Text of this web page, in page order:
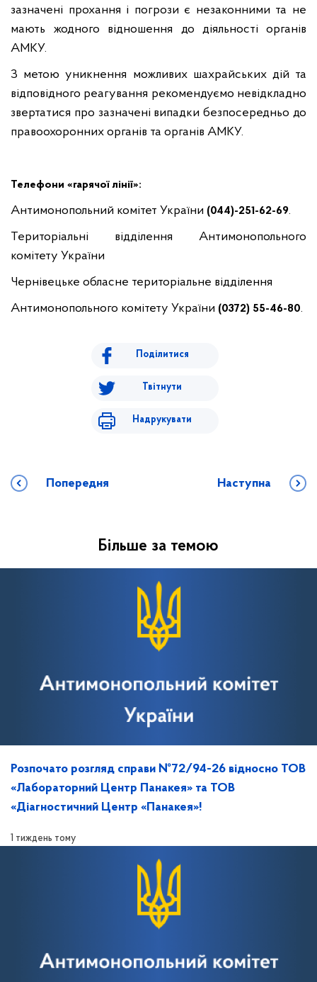
зазначені прохання і погрози є незаконними та не
мають жодного відношення до діяльності органів
АМКУ.
З метою уникнення можливих шахрайських дій та
відповідного реагування рекомендуємо невідкладно
звертатися про зазначені випадки безпосередньо до
правоохоронних органів та органів АМКУ.
Телефони «гарячої лінії»:
Антимонопольний комітет України (044)-251-62-69.
Територіальні відділення Антимонопольного
комітету України
Чернівецьке обласне територіальне відділення
Антимонопольного комітету України (0372) 55-46-80.
Поділитися
Твітнути
Надрукувати
Попередня Наступна
Більше за темою
Розпочато розгляд справи №72/94-26 відносно ТОВ
«Лабораторний Центр Панакея» та ТОВ
«Діагностичний Центр «Панакея»!
1 тиждень тому